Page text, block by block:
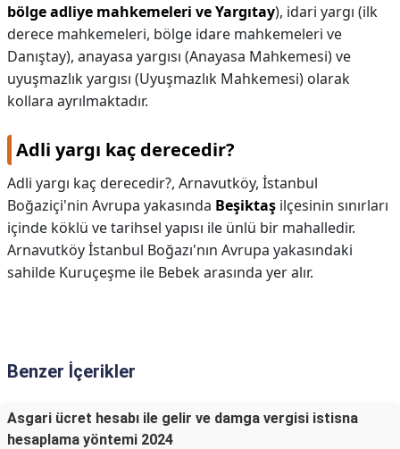
bölge adliye mahkemeleri ve Yargıtay), idari yargı (ilk
derece mahkemeleri, bölge idare mahkemeleri ve
Danıştay), anayasa yargısı (Anayasa Mahkemesi) ve
uyuşmazlık yargısı (Uyuşmazlık Mahkemesi) olarak
kollara ayrılmaktadır.
Adli yargı kaç derecedir?
Adli yargı kaç derecedir?, Arnavutköy, İstanbul
Boğaziçi'nin Avrupa yakasında Beşiktaş ilçesinin sınırları
içinde köklü ve tarihsel yapısı ile ünlü bir mahalledir.
Arnavutköy İstanbul Boğazı'nın Avrupa yakasındaki
sahilde Kuruçeşme ile Bebek arasında yer alır.
Benzer İçerikler
Asgari ücret hesabı ile gelir ve damga vergisi istisna
hesaplama yöntemi 2024